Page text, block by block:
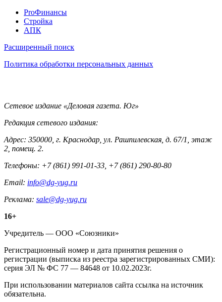
Pro
ProФинансы
Стройка
АПК
Информация
Расширенный поиск
Политика обработки персональных данных
Контакты
Сетевое издание «Деловая газета. Юг»
Редакция сетевого издания:
Адрес: 350000, г. Краснодар, ул. Рашпилевская, д. 67/1, этаж
2, помещ. 2.
Телефоны: +7 (861) 991-01-33, +7 (861) 290-80-80
Email: info@dg-yug.ru
Реклама: sale@dg-yug.ru
Информация
о
издании
16+
Учредитель — ООО «Союзники»
Регистрационный номер и дата принятия решения о
регистрации (выписка из реестра зарегистрированных СМИ):
серия ЭЛ № ФС 77 — 84648 от 10.02.2023г.
При использовании материалов сайта ссылка на источник
обязательна.